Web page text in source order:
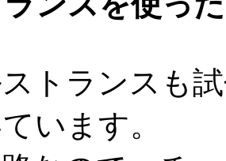
トランスも
います。